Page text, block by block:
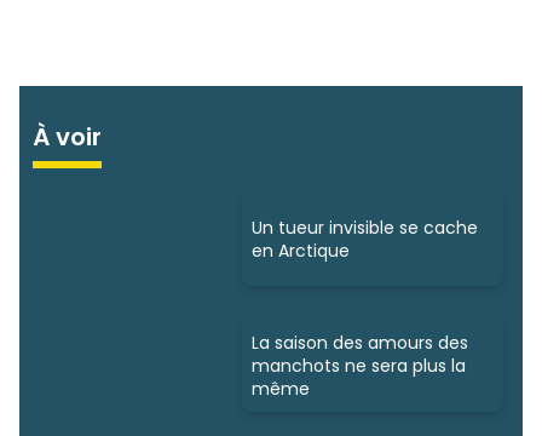
À voir
Un tueur invisible se cache
en Arctique
La saison des amours des
manchots ne sera plus la
même